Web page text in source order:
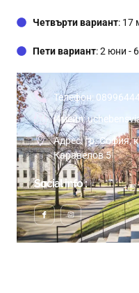
Четвърти вариант: 17
Пети вариант: 2 юни -
Телефон:
Имейл:
Адрес: гр. София,
Каравелов 5
Social info :